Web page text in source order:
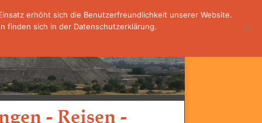
erhöht sich die Benutzerfreundlichkeit unserer Website.
finden sich in der Datenschutzerklärung.